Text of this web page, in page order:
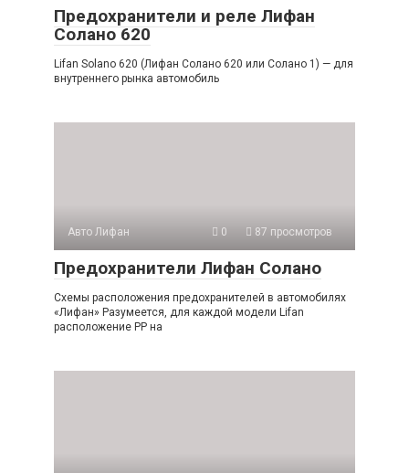
Предохранители и реле Лифан
Солано 620
Lifan Solano 620 (Лифан Солано 620 или Солано 1) — для
внутреннего рынка автомобиль
Авто Лифан 0 87 просмотров
Предохранители Лифан Солано
Схемы расположения предохранителей в автомобилях
«Лифан» Разумеется, для каждой модели Lifan
расположение РР на